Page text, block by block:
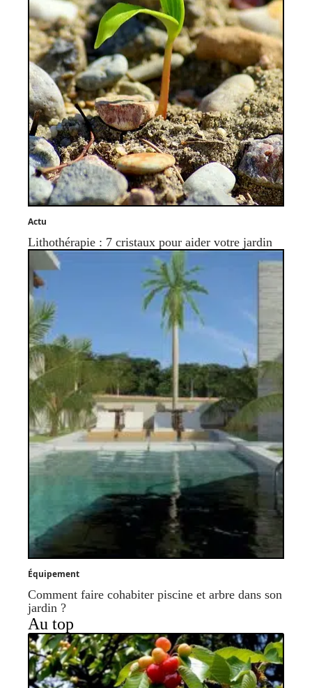
Actu
Lithothérapie : 7 cristaux pour aider votre jardin
Équipement
Comment faire cohabiter piscine et arbre dans son
jardin ?
Au top